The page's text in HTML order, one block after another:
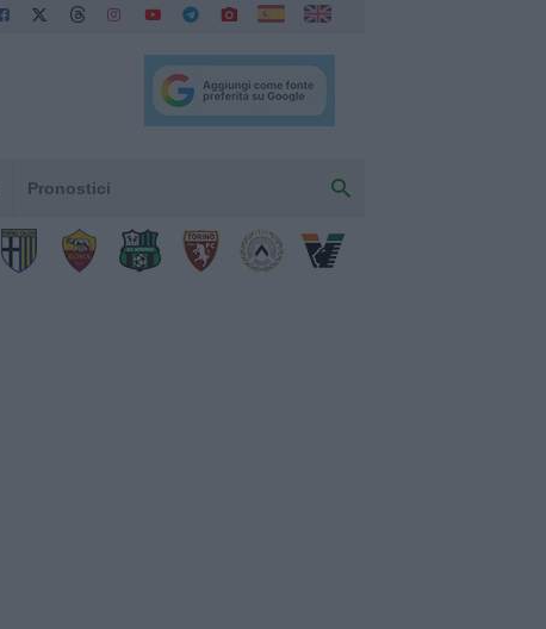
Pronostici